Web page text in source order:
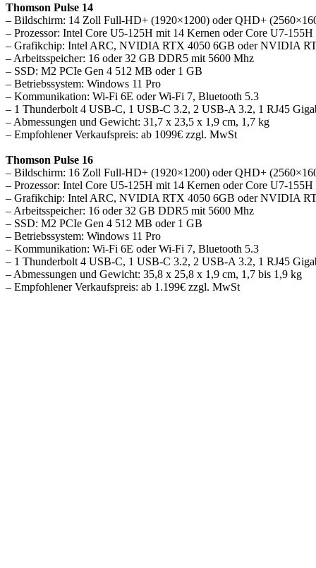
Thomson Pulse 14
– Bildschirm: 14 Zoll Full-HD+ (1920×1200) oder QHD+
– Prozessor: Intel Core U5-125H mit 14 Kernen oder Core U7-
– Grafikchip: Intel ARC, NVIDIA RTX 4050 6GB oder NVIDIA
– Arbeitsspeicher: 16 oder 32 GB DDR5 mit 5600 Mhz
– SSD: M2 PCIe Gen 4 512 MB oder 1 GB
– Betriebssystem: Windows 11 Pro
– Kommunikation: Wi-Fi 6E oder Wi-Fi 7, Bluetooth 5.3
– 1 Thunderbolt 4 USB-C, 1 USB-C 3.2, 2 USB-A 3.2, 1 RJ45
– Abmessungen und Gewicht: 31,7 x 23,5 x 1,9 cm, 1,7 kg
– Empfohlener Verkaufspreis: ab 1099€ zzgl. MwSt
Thomson Pulse 16
– Bildschirm: 16 Zoll Full-HD+ (1920×1200) oder QHD+
– Prozessor: Intel Core U5-125H mit 14 Kernen oder Core U7-
– Grafikchip: Intel ARC, NVIDIA RTX 4050 6GB oder NVIDIA
– Arbeitsspeicher: 16 oder 32 GB DDR5 mit 5600 Mhz
– SSD: M2 PCIe Gen 4 512 MB oder 1 GB
– Betriebssystem: Windows 11 Pro
– Kommunikation: Wi-Fi 6E oder Wi-Fi 7, Bluetooth 5.3
– 1 Thunderbolt 4 USB-C, 1 USB-C 3.2, 2 USB-A 3.2, 1 RJ45
– Abmessungen und Gewicht: 35,8 x 25,8 x 1,9 cm, 1,7 bis 1,9 kg
– Empfohlener Verkaufspreis: ab 1.199€ zzgl. MwSt